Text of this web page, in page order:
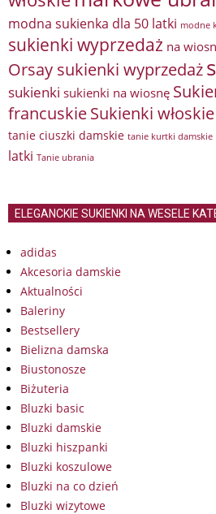
modna sukienka dla 50 latki modne
sukienki wyprzedaż na
Orsay sukienki wyprzedaż
sukienki sukienki na wiosnę
francuskieSukienki
tanie ciuszki damskie tanie kurtki damskie
latki Tanie ubrania
ELEGANCKIE SUKIENKI NA WESELE
adidas
Akcesoria damskie
Aktualności
Baleriny
Bestsellery
Bielizna damska
Biustonosze
Biżuteria
Bluzki basic
Bluzki damskie
Bluzki hiszpanki
Bluzki koszulowe
Bluzki na co dzień
Bluzki wizytowe